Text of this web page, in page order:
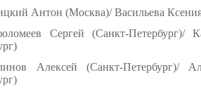
Антон (Москва)/ Васильева
Сергей (Санкт-Петербург)/
Алексей (Санкт-Петербург)/